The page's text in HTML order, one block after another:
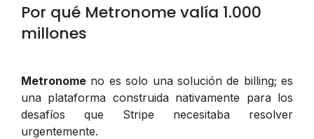
Por qué Metronome valía 1.000
millones
Metronome no es solo una solución de billing; es
una plataforma construida nativamente para los
desafíos que Stripe necesitaba resolver
urgentemente.